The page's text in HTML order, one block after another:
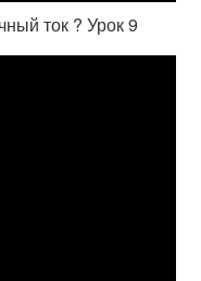
ток ? Урок 9